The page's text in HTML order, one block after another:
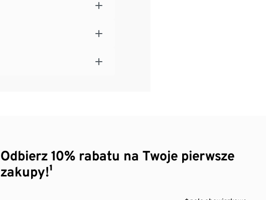
Odbierz 10% rabatu na Twoje pierwsze
zakupy!¹